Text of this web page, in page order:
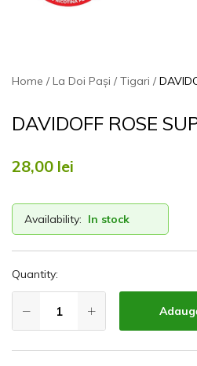
Home La Doi Pași Tigari
DAVIDOFF ROSE
28,00 lei
Availability: In stock
Quantity: